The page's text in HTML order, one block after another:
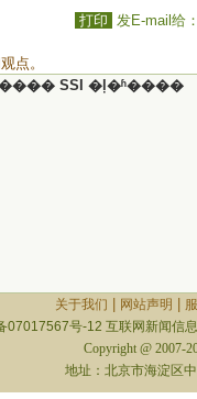
打印 发E-mail给
点。
SSI �ļ�ʱ����
关于我们 网站声明
07017567号-12 互联网新闻信
Copyright @ 2007-
地址：北京市海淀区